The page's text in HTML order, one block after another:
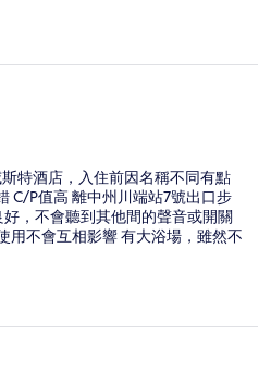
特酒店，入住前因名稱不同有點
C/P值高 離中州川端站7號出口步
，不會聽到其他間的聲音或開關
用不會互相影響 有大浴場，雖然不